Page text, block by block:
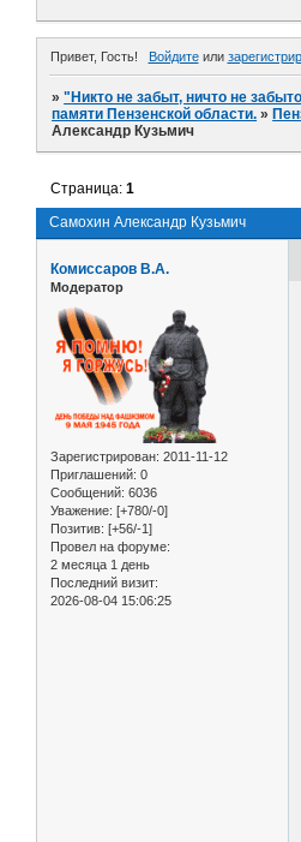
Привет, Гость! Войдитеили
»"Никто не забыт, ничто не
памяти Пензенской области. »
Александр Кузьмич
Самохин Александр Кузьмич
Страница:1
Комиссаров В.А.
Модератор
Зарегистрирован: 2011-11-12
Приглашений: 0
Сообщений: 6036
Уважение: [+780/-0]
Позитив: [+56/-1]
Провел на форуме:
2 месяца 1 день
Последний визит:
2026-08-04 15:06:25